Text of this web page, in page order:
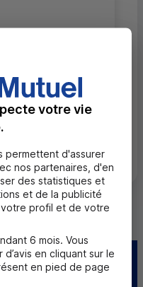
Trouver une caisse
votre vie
permettent d'assurer
nos partenaires, d'en
des statistiques et
et de la publicité
profil et de votre
6 mois. Vous
en cliquant sur le
en pied de page